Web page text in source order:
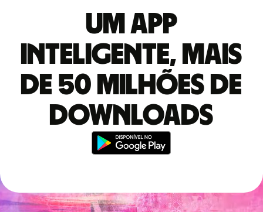
Um app
inteligente, mais
de 50 milhões de
downloads